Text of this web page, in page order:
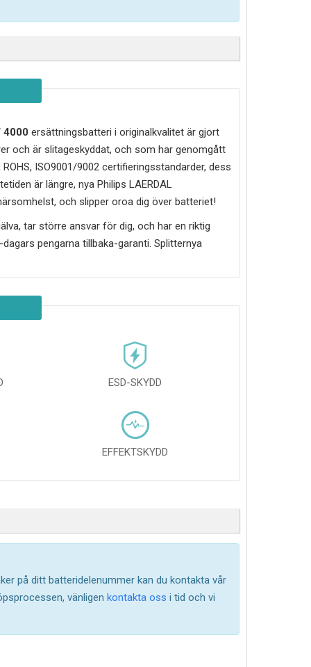
4000 ersättningsbatteri i originalkvalitet är gjort
och är slitageskyddat, och som har genomgått
ISO9001/9002 certifieringsstandarder, dess
är längre, nya Philips LAERDAL
och slipper oroa dig över batteriet!
tar större ansvar för dig, och har en riktig
pengarna tillbaka-garanti. Splitternya
ESD-SKYDD
EFFEKTSKYDD
på ditt batteridelenummer kan du kontakta vår
vänligen kontakta oss i tid och vi